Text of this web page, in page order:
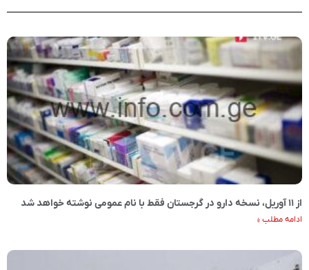
از ۱۱ آوریل، نسخه دارو در گرجستان فقط با نام عمومی نوشته خواهد شد
ادامه مطلب »